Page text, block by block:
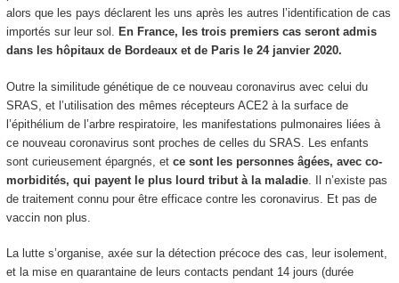
alors que les pays déclarent les uns après les autres l’identification de cas
importés sur leur sol. En France, les trois premiers cas seront admis
dans les hôpitaux de Bordeaux et de Paris le 24 janvier 2020.
Outre la similitude génétique de ce nouveau coronavirus avec celui du
SRAS, et l’utilisation des mêmes récepteurs ACE2 à la surface de
l’épithélium de l’arbre respiratoire, les manifestations pulmonaires liées à
ce nouveau coronavirus sont proches de celles du SRAS. Les enfants
sont curieusement épargnés, et ce sont les personnes âgées, avec co-
morbidités, qui payent le plus lourd tribut à la maladie. Il n’existe pas
de traitement connu pour être efficace contre les coronavirus. Et pas de
vaccin non plus.
La lutte s’organise, axée sur la détection précoce des cas, leur isolement,
et la mise en quarantaine de leurs contacts pendant 14 jours (durée